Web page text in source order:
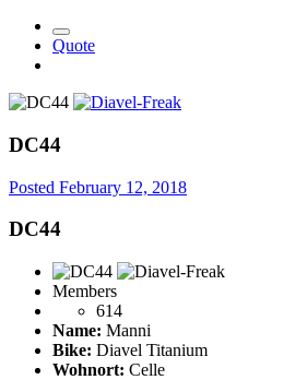
Quote
DC44
Posted February 12, 2018
DC44
Members
614
Name: Manni
Bike: Diavel Titanium
Wohnort: Celle